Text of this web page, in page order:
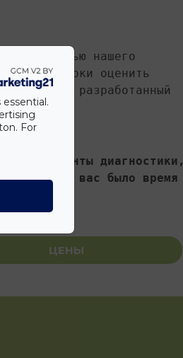
с помощью нашего
сроки оценить
разработанный
инструменты диагностики,
чтобы у вас было время
ЦЕНЫ
For